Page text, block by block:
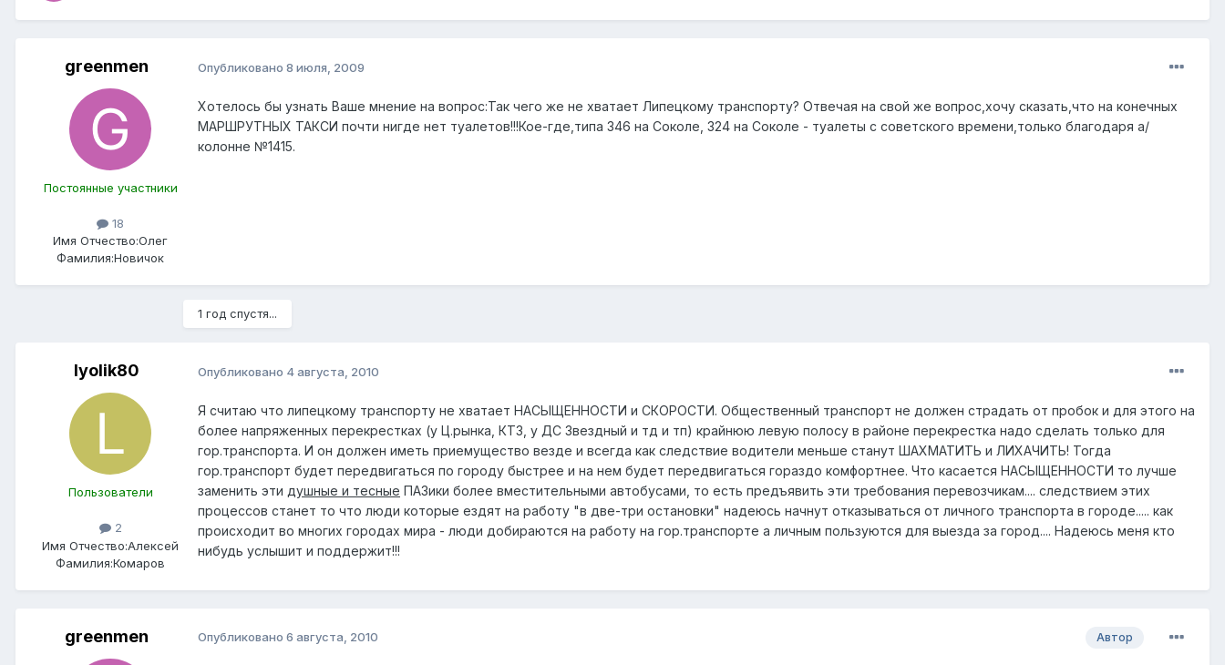
greenmen
Постоянные участники
18
Имя Отчество:Олег
Фамилия:Новичок
Опубликовано 8 июля, 2009
Хотелось бы узнать Ваше мнение на вопрос:Так чего же не хватает Липецкому транспорту? Отвечая на свой же вопрос,хочу сказать,что на конечных
МАРШРУТНЫХ ТАКСИ почти нигде нет туалетов!!!Кое-где,типа 346 на Соколе, 324 на Соколе - туалеты с советского времени,только благодаря а/
колонне №1415.
1 год спустя...
lyolik80
Пользователи
2
Имя Отчество:Алексей
Фамилия:Комаров
Опубликовано 4 августа, 2010
Я считаю что липецкому транспорту не хватает НАСЫЩЕННОСТИ и СКОРОСТИ. Общественный транспорт не должен страдать от пробок и для этого на
более напряженных перекрестках (у Ц.рынка, КТЗ, у ДС Звездный и тд и тп) крайнюю левую полосу в районе перекрестка надо сделать только для
гор.транспорта. И он должен иметь приемущество везде и всегда как следствие водители меньше станут ШАХМАТИТЬ и ЛИХАЧИТЬ! Тогда
гор.транспорт будет передвигаться по городу быстрее и на нем будет передвигаться гораздо комфортнее. Что касается НАСЫЩЕННОСТИ то лучше
заменить эти душные и тесные ПАЗики более вместительными автобусами, то есть предъявить эти требования перевозчикам.... следствием этих
процессов станет то что люди которые ездят на работу "в две-три остановки" надеюсь начнут отказываться от личного транспорта в городе..... как
происходит во многих городах мира - люди добираются на работу на гор.транспорте а личным пользуются для выезда за город.... Надеюсь меня кто
нибудь услышит и поддержит!!!
greenmen Автор
Опубликовано 6 августа, 2010